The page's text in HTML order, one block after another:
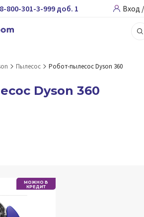
8-800-301-3-999 доб. 1 Вход
Пылесос Робот-пылесос Dyson 360
Dyson 360
МОЖНО В
КРЕДИТ